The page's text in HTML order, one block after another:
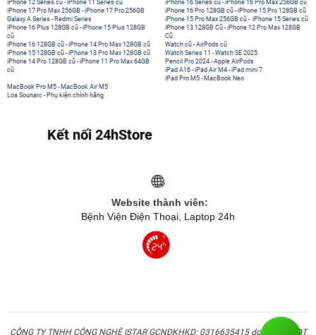
iPhone 12 Series cũ -iPhone 11 Series cũ
iPhone 17 Pro Max 256GB -iPhone 17 Pro 256GB
Galaxy A Series - Redmi Series
iPhone 16 Series cũ - iPhone 16 Pro Max 256GB cũ
iPhone 16 Pro 128GB cũ -iPhone 15 Pro 128GB cũ
iPhone 15 Pro Max 256GB cũ - iPhone 15 Series cũ
iPhone 16 Plus 128GB cũ -iPhone 15 Plus 128GB
cũ
iPhone 16 128GB cũ -iPhone 14 Pro Max 128GB cũ
iPhone 15 128GB cũ -iPhone 13 Pro Max 128GB cũ
iPhone 14 Pro 128GB cũ -iPhone 11 Pro Max 64GB
cũ
iPhone 13 128GB Cũ -iPhone 12 Pro Max 128GB
Cũ
Watch cũ -AirPods cũ
Watch Series 11 -Watch SE 2025
Pencil Pro 2024 -Apple AirPods
iPad A16 -iPad Air M4 -iPad mini 7
iPad Pro M5 - MacBook Neo
MacBook Pro M5 - MacBook Air M5
Loa Sounarc - Phụ kiện chính hãng
Kết nối 24hStore
Website thành viên:
Bệnh Viện Điện Thoại, Laptop 24h
CÔNG TY TNHH CÔNG NGHỆ ISTAR GCNDKHKD: 0316635415 do Sở KH & ĐT